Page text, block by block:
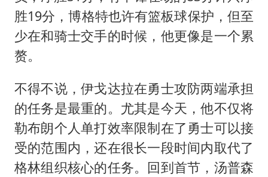
胜19分，博格特也许有篮板球保护，但至
少在和骑士交手的时候，他更像是一个累
赘。
不得不说，伊戈达拉在勇士攻防两端承担
的任务是最重的。尤其是今天，他不仅将
勒布朗个人单打效率限制在了勇士可以接
受的范围内，还在很长一段时间内取代了
格林组织核心的任务。回到首节，汤普森